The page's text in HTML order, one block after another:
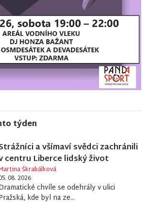
týden
a všímaví svědci zachránili
centru Liberce lidský život
Škrabálková
08. 2026
chvíle se odehrály v ulici
kde byl na ze...